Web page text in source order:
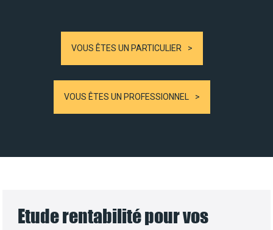
VOUS ÊTES UN PARTICULIER
VOUS ÊTES UN PROFESSIONNEL
Etude rentabilité pour vos